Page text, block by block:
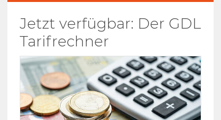
Jetzt verfügbar: Der GDL
Tarifrechner